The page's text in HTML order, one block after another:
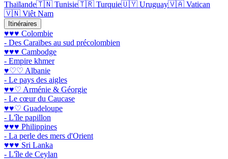
Thaïlande🇹🇳 Tunisie🇹🇷 Turquie🇺🇾 Uruguay🇻🇦 Vatican
🇻🇳 Viêt Nam
Itinéraires
♥♥♥ Colombie
- Des Caraïbes au sud précolombien
♥♥♥ Cambodge
- Empire khmer
♥♡♡ Albanie
- Le pays des aigles
♥♥♡ Arménie & Géorgie
- Le cœur du Caucase
♥♥♡ Guadeloupe
- L'île papillon
♥♥♥ Philippines
- La perle des mers d'Orient
♥♥♥ Sri Lanka
- L'île de Ceylan